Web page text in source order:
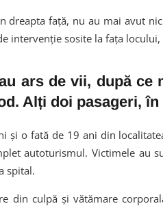
față, nu au mai avut
intervenție sosite la fața locului,
ars de vii, după ce
Alți doi pasageri,
și o fată de 19 ani din
autoturismul. Victimele au
spital.
din culpă și vătămare